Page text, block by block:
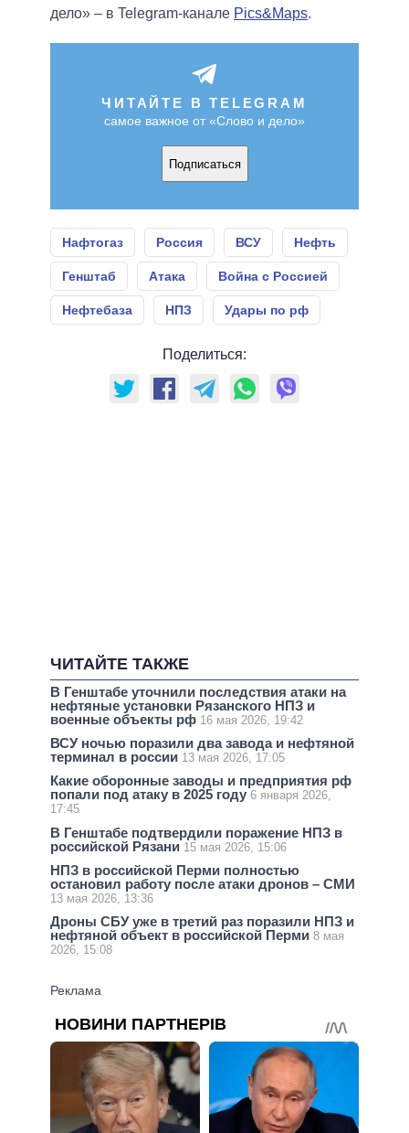
дело» – в Telegram-канале Pics&Maps.
ЧИТАЙТЕ В TELEGRAM
самое важное от «Слово и дело»
Подписаться
Нафтогаз Россия ВСУ Нефть
Генштаб Атака Война с Россией
Нефтебаза НПЗ Удары по рф
Поделиться:
ЧИТАЙТЕ ТАКЖЕ
В Генштабе уточнили последствия атаки на
нефтяные установки Рязанского НПЗ и
военные объекты рф 16 мая 2026, 19:42
ВСУ ночью поразили два завода и нефтяной
терминал в россии 13 мая 2026, 17:05
Какие оборонные заводы и предприятия рф
попали под атаку в 2025 году 6 января 2026,
17:45
В Генштабе подтвердили поражение НПЗ в
российской Рязани 15 мая 2026, 15:06
НПЗ в российской Перми полностью
остановил работу после атаки дронов – СМИ
13 мая 2026, 13:36
Дроны СБУ уже в третий раз поразили НПЗ и
нефтяной объект в российской Перми 8 мая
2026, 15:08